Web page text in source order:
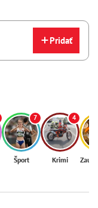
Pridať
7
Šport
4
Krimi